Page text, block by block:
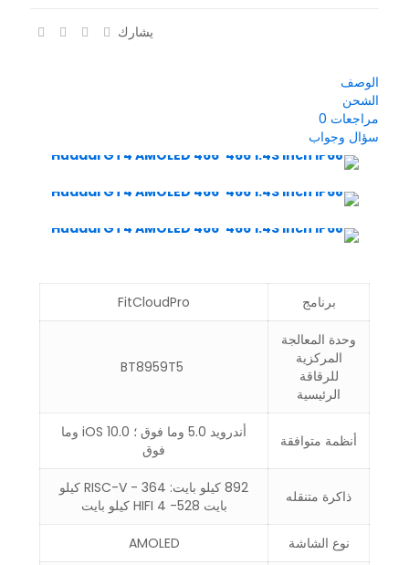
يشارك
الوصف
الشحن
مراجعات 0
سؤال وجواب
برنامج FitCloudPro
وحدة المعالجة
المركزية
للرقاقة
الرئيسية
أنظمة متوافقة
أندرويد 5.0 وما فوق ؛ iOS 10.0 وما
فوق
ذاكرة متنقله
892 كيلو بايت: RISC-V - 364 كيلو
بايت HIFI 4 -528 كيلو بايت
نوع الشاشة AMOLED